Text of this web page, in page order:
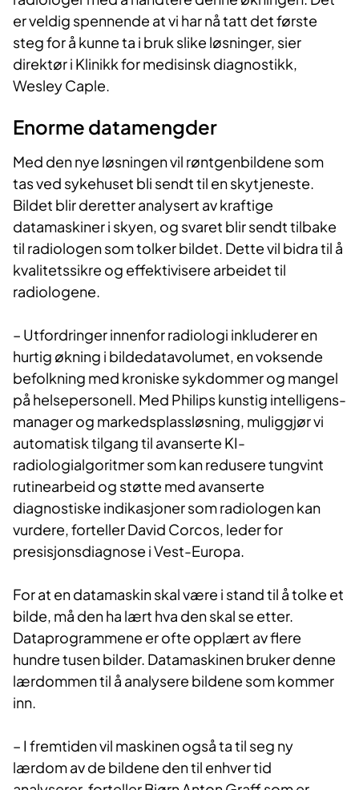
er veldig spennende at vi har nå tatt det første
steg for å kunne ta i bruk slike løsninger, sier
direktør i Klinikk for medisinsk diagnostikk,
Wesley Caple.​
Enorme datamengder​
Med den nye løsningen vil røntgenbildene som
tas ved sykehuset bli sendt til en skytjeneste.
Bildet blir deretter analysert av kraftige
datamaskiner i skyen, og svaret blir sendt tilbake
til radiologen som tolker bildet. Dette vil bidra til å
kvalitetssikre og effektivisere arbeidet til
radiologene.
– Utfordringer innenfor radiologi inkluderer en
hurtig økning i bildedatavolumet, en voksende
befolkning med kroniske sykdommer og mangel
på helsepersonell. Med Philips kunstig intelligens-
manager og markedsplassløsning, muliggjør vi
automatisk tilgang til avanserte KI-
radiologialgoritmer som kan redusere tungvint
rutinearbeid og støtte med avanserte
diagnostiske indikasjoner som radiologen kan
vurdere, forteller David Corcos, leder for
presisjonsdiagnose i Vest-Europa.
For at en datamaskin skal være i stand til å tolke et
bilde, må den ha lært hva den skal se etter.
Dataprogrammene er ofte opplært av flere
hundre tusen bilder. Datamaskinen bruker denne
lærdommen til å analysere bildene som kommer
inn.​
– I fremtiden vil maskinen også ta til seg ny
lærdom av de bildene den til enhver tid